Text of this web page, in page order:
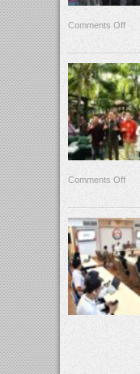
Comments Off
Comments Off